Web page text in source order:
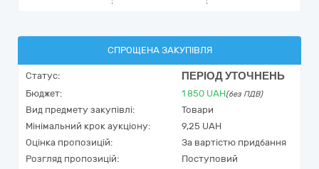
СПРОЩЕНА ЗАКУПІВЛЯ
Статус: ПЕРІОД УТОЧНЕНЬ
Бюджет: 1 850 UAH(без ПДВ)
Вид предмету закупівлі:
Товари
Мінімальний крок аукціону:
9,25 UAH
Оцінка пропозицій:
За вартістю придбання
Розгляд пропозицій:
Поступовий